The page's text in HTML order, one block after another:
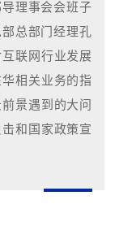
理事会会班子
总部门经理孔
联网行业发展
相关业务的指
景遇到的大问
和国家政策宣